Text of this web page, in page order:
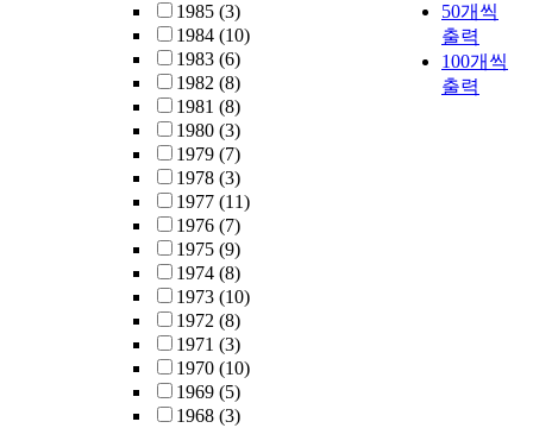
1985 (3)
1984 (10)
1983 (6)
1982 (8)
1981 (8)
1980 (3)
1979 (7)
1978 (3)
1977 (11)
1976 (7)
1975 (9)
1974 (8)
1973 (10)
1972 (8)
1971 (3)
1970 (10)
1969 (5)
1968 (3)
50개씩
출력
100개씩
출력